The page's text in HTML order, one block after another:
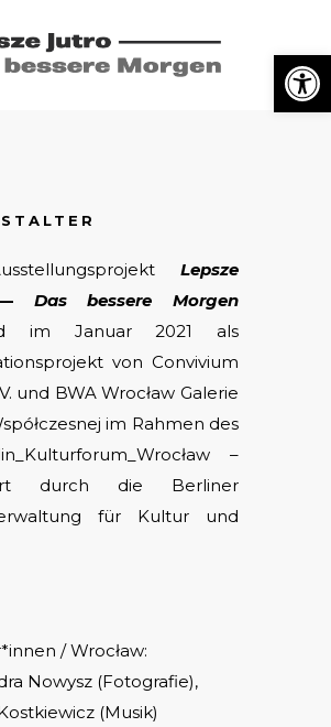
Lepsze
Das bessere Morgen
im Januar 2021 als
von Convivium
und BWA Wrocław Galerie
im Rahmen des
–
durch die Berliner
für Kultur und
/ Wrocław:
Nowysz (Fotografie),
(Musik)